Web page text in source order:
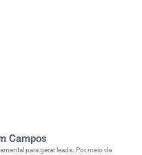
Campos
para gerar leads. Por meio da